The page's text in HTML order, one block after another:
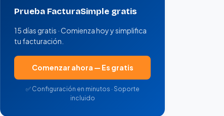
Prueba FacturaSimple gratis
15 días gratis · Comienza hoy y simplifica
tu facturación.
Comenzar ahora — Es gratis
✅ Configuración en minutos · Soporte
incluido